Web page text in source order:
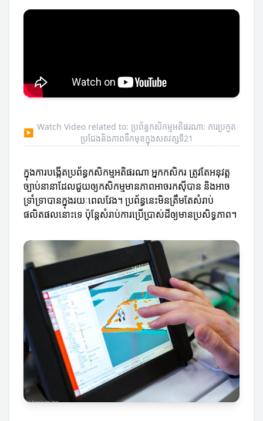
▶
Watch Video related to: ប្រព័ន្ធកសិកម្មអតិផរណា: ការប្រកួត
ប្រជែងនិងភាពទឹកមុខក្នុងសតវត្សទី21
ក្នុងការបង្កើតប្រព័ន្ធកសិកម្មអតិផរណា អ្នកកសិករ ត្រូវតែអនុវត្ត
ច្បាប់នានាដែលជួយឲ្យកសិកម្មមានភាពអាចរកស៊ីបាន និងអាច
ទ្រាំទ្រាបានក្នុងរយៈពេលវែង។ ប្រព័ន្ធនេះមិនត្រឹមតែសំរាប់
ផលិតផលនោះទេ ប៉ុន្តែសំរាប់ការប្រើប្រាស់ដីឲ្យមានប្រសិទ្ធភាព។